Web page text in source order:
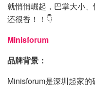
就悄悄崛起，巴掌大小
还很香！！👇
Minisforum
品牌背景：
Minisforum是深圳起家的